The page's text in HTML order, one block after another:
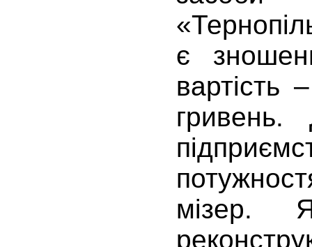
є
вартість
гривень.
мізер.